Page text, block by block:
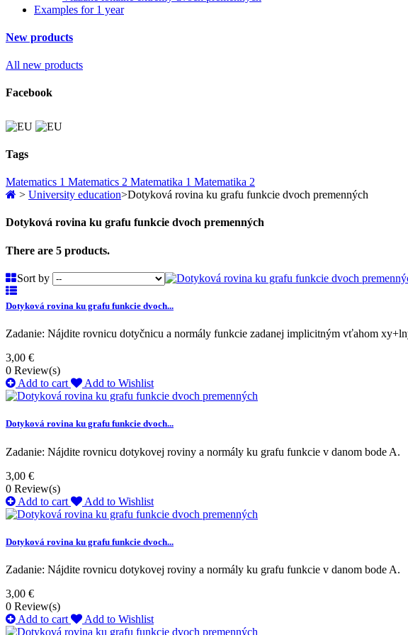
Examples for 1 year
New products
All new products
Facebook
Tags
Matematics 1 Matematics 2 Matematika 1 Matematika 2
> University education>Dotyková rovina ku grafu funkcie dvoch premenných
Dotyková rovina ku grafu funkcie dvoch premenných
There are 5 products.
Sort by
Dotyková rovina ku grafu funkcie dvoch...
Zadanie: Nájdite rovnicu dotyčnicu a normály funkcie zadanej implicitným vťahom
3,00 €
0 Review(s)
Add to cart
Add to Wishlist
Dotyková rovina ku grafu funkcie dvoch...
Zadanie: Nájdite rovnicu dotykovej roviny a normály ku grafu funkcie v danom bode A.
3,00 €
0 Review(s)
Add to cart
Add to Wishlist
Dotyková rovina ku grafu funkcie dvoch...
Zadanie: Nájdite rovnicu dotykovej roviny a normály ku grafu funkcie v danom bode A.
3,00 €
0 Review(s)
Add to cart
Add to Wishlist